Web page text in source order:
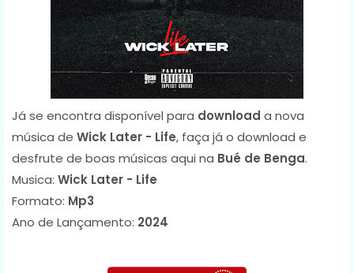
Já se encontra disponível para download a nova
música de Wick Later - Life, faça já o download e
desfrute de boas músicas aqui na Bué de Benga.
Musica: Wick Later - Life
Formato: Mp3
Ano de Lançamento: 2024